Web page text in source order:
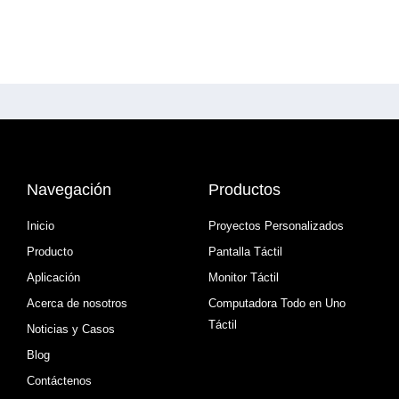
Navegación
Inicio
Producto
Aplicación
Acerca de nosotros
Noticias y Casos
Blog
Contáctenos
Productos
Proyectos Personalizados
Pantalla Táctil
Monitor Táctil
Computadora Todo en Uno
Táctil